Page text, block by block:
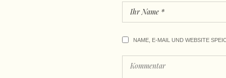
NAME, E-MAIL UND WEBSITE